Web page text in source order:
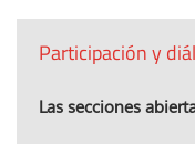
Participación y
Las secciones